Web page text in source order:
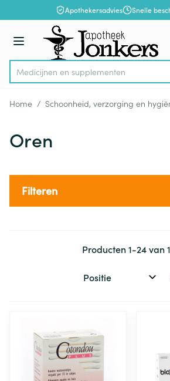
Ga naar de inhoudApothekersadvies Snelle
Menu
Product, merk, categorie...
Medici
Home / Schoonheid, verzorging en
Oren
Filteren
Producten1-24van
Sorteer op: